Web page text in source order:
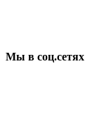
Мы в соц.сетях